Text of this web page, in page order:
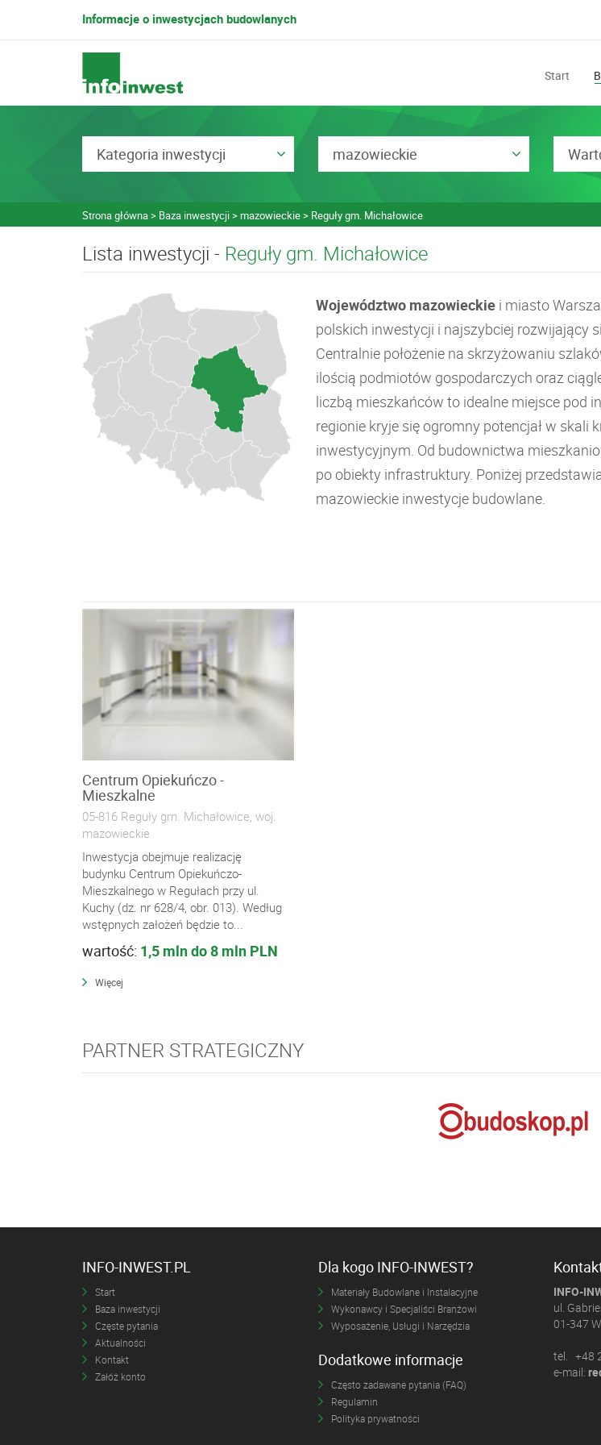
Informacje o inwestycjach budowlanych
Start
Kategoria inwestycji mazowieckie
Strona główna Baza inwestycji mazowieckie Reguły gm. Michałowice
Lista inwestycji - Reguły gm. Michałowice
Województwo mazowieckie i miasto
polskich inwestycji i najszybciej rozwijający
Centralnie położenie na skrzyżowaniu
ilością podmiotów gospodarczych oraz
liczbą mieszkańców to idealne miejsce pod
regionie kryje się ogromny potencjał w skali
inwestycyjnym. Od budownictwa
po obiekty infrastruktury. Poniżej
mazowieckie inwestycje budowlane.
Centrum Opiekuńczo -
Mieszkalne
05-816 Reguły gm. Michałowice, woj.
mazowieckie
Inwestycja obejmuje realizację
budynku Centrum Opiekuńczo-
Mieszkalnego w Regułach przy ul.
Kuchy (dz. nr 628/4, obr. 013). Według
wstępnych założeń będzie to...
wartość: 1,5 mln do 8 mln PLN
Więcej
PARTNER STRATEGICZNY
INFO-INWEST.PL
Start
Baza inwestycji
Częste pytania
Aktualności
Kontakt
Załóż konto
Dla kogo INFO-INWEST?
Materiały Budowlane i Instalacyjne
Wykonawcy i Specjaliści Branżowi
Wyposażenie, Usługi i Narzędzia
Dodatkowe informacje
Często zadawane pytania (FAQ)
Regulamin
Polityka prywatności
INFO-
ul.
01-347
tel. +48
e-mail: